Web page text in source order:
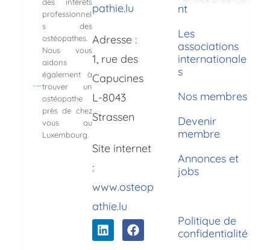
des intérêts
professionnel
s des
ostéopathes.
Nous vous
aidons
également à
trouver un
ostéopathe
près de chez
vous au
Luxembourg.
pathie.lu
Adresse :
1, rue des
Capucines
L-8043
Strassen
Site internet
:
www.osteop
athie.lu
nt
Les
associations
internationale
s
Nos membres
Devenir
membre
Annonces et
jobs
Politique de
confidentialité